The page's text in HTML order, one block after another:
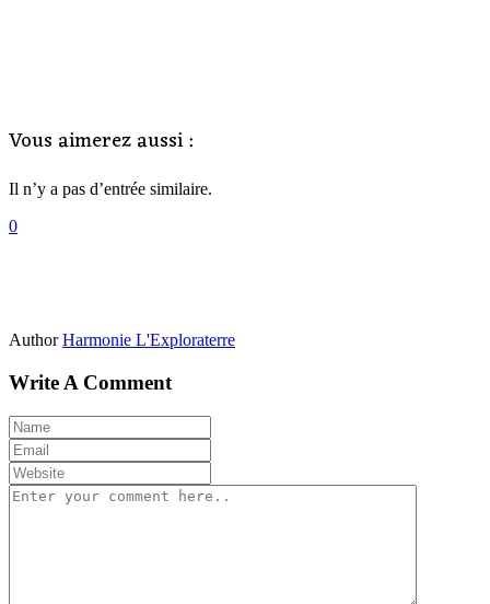
Vous aimerez aussi :
Il n’y a pas d’entrée similaire.
0
Author Harmonie L'Exploraterre
Write A Comment